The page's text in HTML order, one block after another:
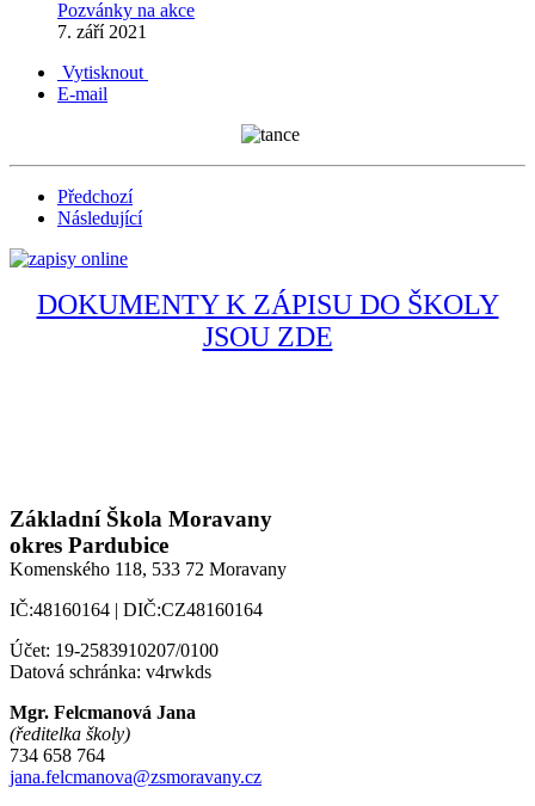
Pozvánky na akce
7. září 2021
Vytisknout
E-mail
Předchozí
Následující
DOKUMENTY K ZÁPISU DO ŠKOLY
JSOU ZDE
Základní Škola Moravany
okres Pardubice
Komenského 118, 533 72 Moravany
IČ:48160164 | DIČ:CZ48160164
Účet: 19-2583910207/0100
Datová schránka: v4rwkds
Mgr. Felcmanová Jana
(ředitelka školy)
734 658 764
jana.felcmanova@zsmoravany.cz